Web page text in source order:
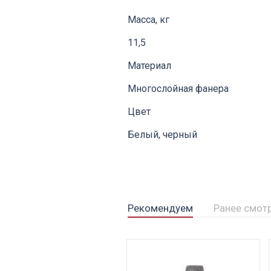
Масса, кг
11,5
Материал
Многослойная фанера
Цвет
Белый, черный
Рекомендуем Ранее